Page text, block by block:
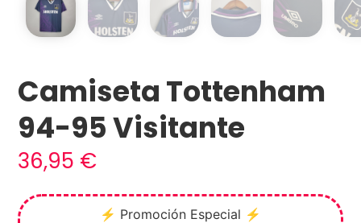
Camiseta Tottenham
94-95 Visitante
36,95 €
⚡ Promoción Especial ⚡